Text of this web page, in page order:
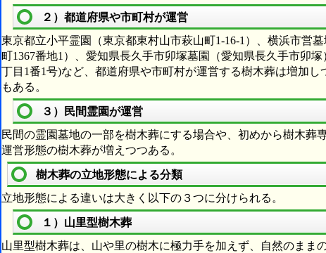
２）都道府県や市町村が運営
東京都立小平霊園（東京都東村山市萩山町1-16-1）、横浜市営
町1367番地1）、愛知県長久手市卯塚墓園（愛知県長久手市卯
丁目1番1号)など、都道府県や市町村が運営する樹木葬は増加
もある。
３）民間霊園が運営
民間の霊園墓地の一部を樹木葬にする場合や、初めから樹木葬
運営形態の樹木葬が増えつつある。
樹木葬の立地形態による分類
立地形態による違いは大きく以下の３つに分けられる。
１）山里型樹木葬
山里型樹木葬は、山や里の樹木に極力手を加えず、自然のまま